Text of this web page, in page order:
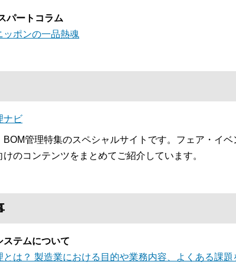
パートコラム
ッポンの一品熱魂
ナビ
BOM管理特集のスペシャルサイトです。フェア・イ
けのコンテンツをまとめてご紹介しています。
ステムについて
とは？ 製造業における目的や業務内容、よくある課題